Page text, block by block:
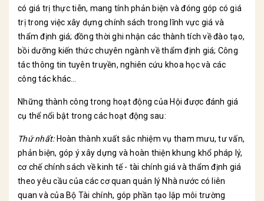
có giá trị thực tiễn, mang tính phản biện và đóng góp có giá
trị trong việc xây dựng chính sách trong lĩnh vực giá và
thẩm định giá; đồng thời ghi nhận các thành tích về đào tạo,
bồi dưỡng kiến thức chuyên ngành về thẩm định giá; Công
tác thông tin tuyên truyền, nghiên cứu khoa học và các
công tác khác…
Những thành công trong hoạt động của Hội được đánh giá
cụ thể nổi bật trong các hoạt động sau:
Thứ nhất:Hoàn thành xuất sắc nhiệm vụ tham mưu, tư vấn,
phản biện, góp ý xây dựng và hoàn thiện khung khổ pháp lý,
cơ chế chính sách về kinh tế - tài chính giá và thẩm định giá
theo yêu cầu của các cơ quan quản lý Nhà nước có liên
quan và của Bộ Tài chính, góp phần tạo lập môi trường